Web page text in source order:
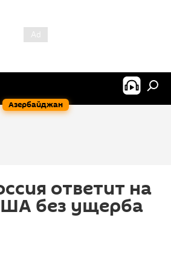
Азербайджан
ответит на
без ущерба